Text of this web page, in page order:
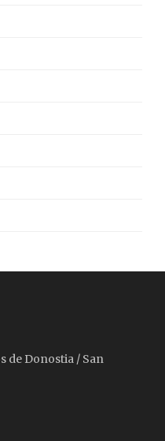
de Donostia / San